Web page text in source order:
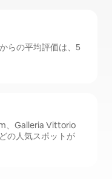
らの平均評価は、5
、Galleria Vittorio
の人気スポットが